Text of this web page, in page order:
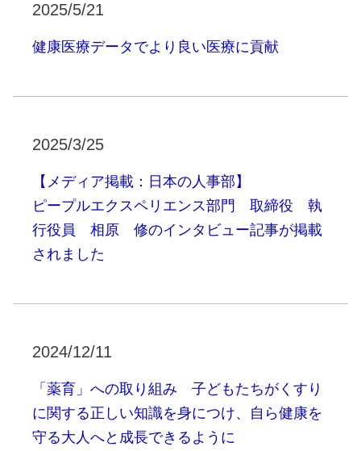
2025/5/21
健康医療データでより良い医療に貢献
2025/3/25
【メディア掲載：日本の人事部】
ピープルエクスペリエンス部門 取締役 執
行役員 相原 修のインタビュー記事が掲載
されました
2024/12/11
「薬育」への取り組み 子どもたちがくすり
に関する正しい知識を身につけ、自ら健康を
守る大人へと成長できるように